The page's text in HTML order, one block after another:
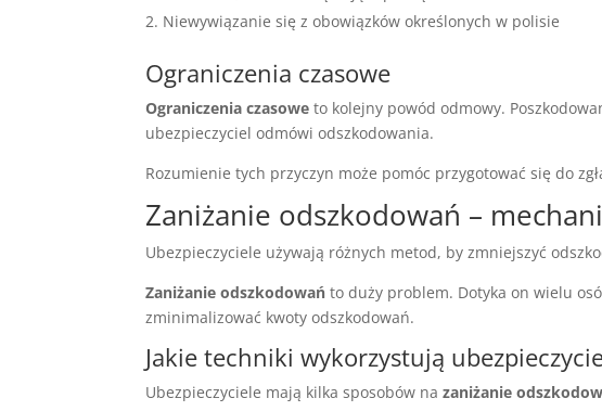
Niewywiązanie się z obowiązków określonych w polisie
Ograniczenia czasowe
Ograniczenia czasowe to kolejny powód odmowy.
ubezpieczyciel odmówi odszkodowania.
Rozumienie tych przyczyn może pomóc przygotować się do
Zaniżanie odszkodowań –
Ubezpieczyciele używają różnych metod, by zmniejszyć
Zaniżanie odszkodowań to duży problem. Dotyka on wielu
zminimalizować kwoty odszkodowań.
Jakie techniki wykorzystują
Ubezpieczyciele mają kilka sposobów nazaniżanie